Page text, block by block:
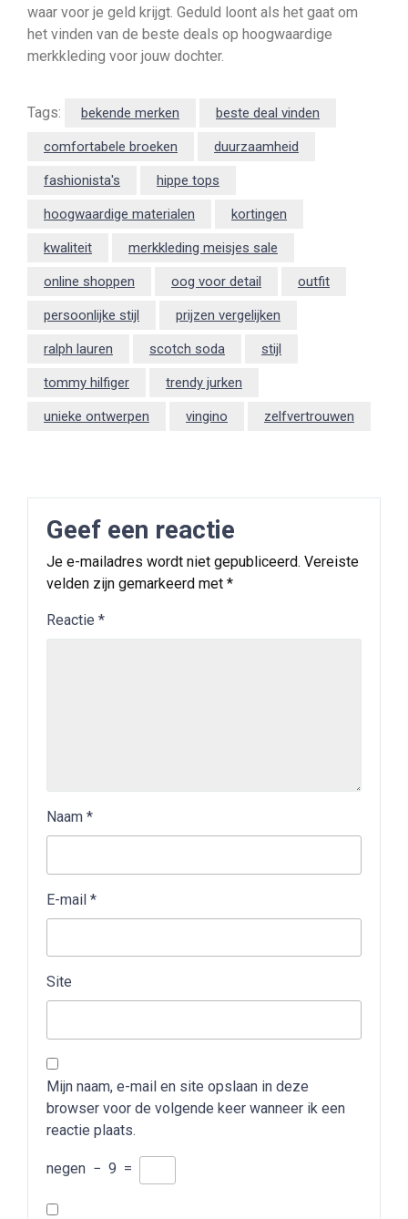
waar voor je geld krijgt. Geduld loont als het gaat om
het vinden van de beste deals op hoogwaardige
merkkleding voor jouw dochter.
Tags: bekende merken beste deal vinden
comfortabele broeken duurzaamheid
fashionista's hippe tops
hoogwaardige materialen kortingen
kwaliteit merkkleding meisjes sale
online shoppen oog voor detail outfit
persoonlijke stijl prijzen vergelijken
ralph lauren scotch soda stijl
tommy hilfiger trendy jurken
unieke ontwerpen vingino zelfvertrouwen
Geef een reactie
Je e-mailadres wordt niet gepubliceerd. Vereiste
velden zijn gemarkeerd met *
Reactie *
Naam *
E-mail *
Site
Mijn naam, e-mail en site opslaan in deze
browser voor de volgende keer wanneer ik een
reactie plaats.
negen − 9 =